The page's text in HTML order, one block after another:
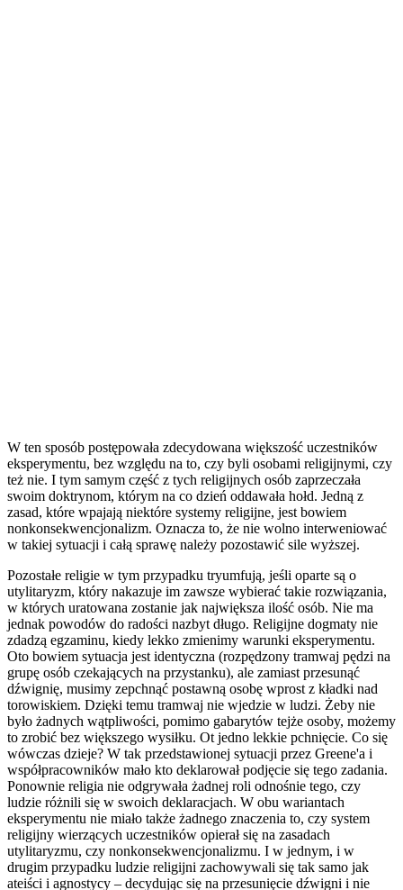
W ten sposób postępowała zdecydowana większość uczestników
eksperymentu, bez względu na to, czy byli osobami religijnymi, czy
też nie. I tym samym część z tych religijnych osób zaprzeczała
swoim doktrynom, którym na co dzień oddawała hołd. Jedną z
zasad, które wpajają niektóre systemy religijne, jest bowiem
nonkonsekwencjonalizm. Oznacza to, że nie wolno interweniować
w takiej sytuacji i całą sprawę należy pozostawić sile wyższej.
Pozostałe religie w tym przypadku tryumfują, jeśli oparte są o
utylitaryzm, który nakazuje im zawsze wybierać takie rozwiązania,
w których uratowana zostanie jak największa ilość osób. Nie ma
jednak powodów do radości nazbyt długo. Religijne dogmaty nie
zdadzą egzaminu, kiedy lekko zmienimy warunki eksperymentu.
Oto bowiem sytuacja jest identyczna (rozpędzony tramwaj pędzi na
grupę osób czekających na przystanku), ale zamiast przesunąć
dźwignię, musimy zepchnąć postawną osobę wprost z kładki nad
torowiskiem. Dzięki temu tramwaj nie wjedzie w ludzi. Żeby nie
było żadnych wątpliwości, pomimo gabarytów tejże osoby, możemy
to zrobić bez większego wysiłku. Ot jedno lekkie pchnięcie. Co się
wówczas dzieje? W tak przedstawionej sytuacji przez Greene'a i
współpracowników mało kto deklarował podjęcie się tego zadania.
Ponownie religia nie odgrywała żadnej roli odnośnie tego, czy
ludzie różnili się w swoich deklaracjach. W obu wariantach
eksperymentu nie miało także żadnego znaczenia to, czy system
religijny wierzących uczestników opierał się na zasadach
utylitaryzmu, czy nonkonsekwencjonalizmu. I w jednym, i w
drugim przypadku ludzie religijni zachowywali się tak samo jak
ateiści i agnostycy – decydując się na przesunięcie dźwigni i nie